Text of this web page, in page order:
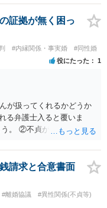
お怒りはごもっともです
頼できなくなる可能性が
なくてよかったと割り切
。
証拠が無く困っ
#内縁関係・事実婚 #同性婚
役にたった 1
が扱ってくれるかどうか
る弁護士入ると覆いま
。 ②不貞が認められない
かもしれませんが、離婚
なければ）、慰謝料など
請求と合意書面
#離婚協議
#異性関係(不貞等)